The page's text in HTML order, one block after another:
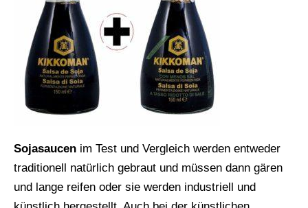
Sojasaucen im Test und Vergleich werden entweder
traditionell natürlich gebraut und müssen dann gären
und lange reifen oder sie werden industriell und